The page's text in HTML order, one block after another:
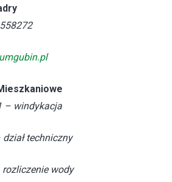
– windykacja
techniczny
wody